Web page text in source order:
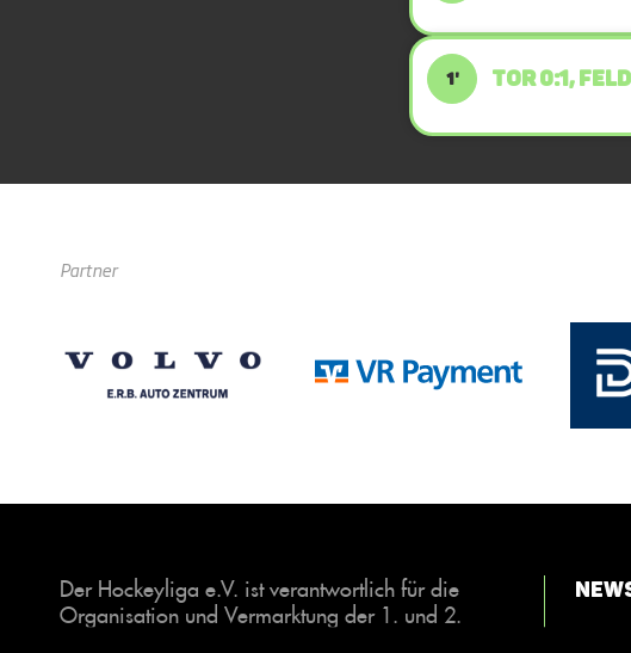
1' TOR 0:1,
Partner
Der Hockeyliga e.V. ist verantwortlich für die
Organisation und Vermarktung der 1. und 2.